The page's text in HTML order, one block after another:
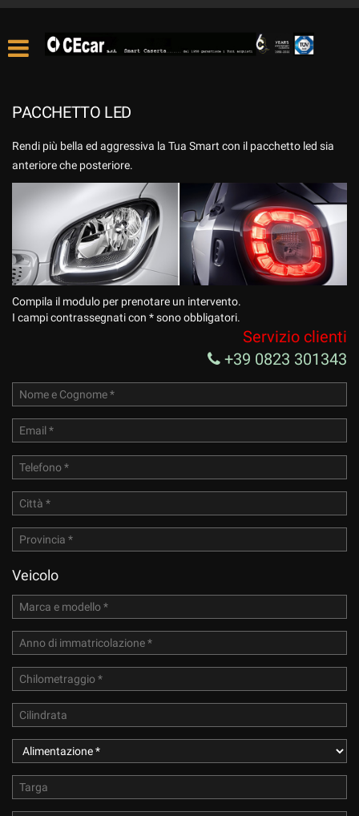
PACCHETTO LED
Rendi più bella ed aggressiva la Tua Smart con il pacchetto led sia
anteriore che posteriore.
Compila il modulo per prenotare un intervento.
I campi contrassegnati con * sono obbligatori.
Servizio clienti
+39 0823 301343
Veicolo